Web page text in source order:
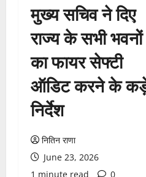
मुख्य सचिव ने दिए
राज्य के सभी भवनों
का फायर सेफ्टी
ऑडिट करने के
निर्देश
नितिन राणा
June 23, 2026
1 minute read
0